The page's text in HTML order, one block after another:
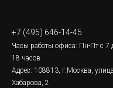
+7 (495) 646-14-45
Часы работы офиса: Пн-Пт с 7
18 часов
Адрес: 108813, г.Москва, улица
Хабарова, 2